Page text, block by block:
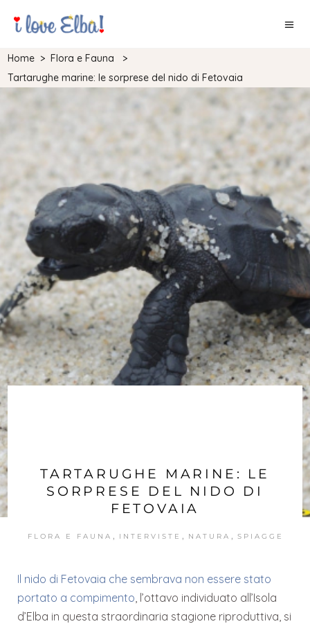
Home >Flora e Fauna
>
Tartarughe marine: le sorprese del nido di Fetovaia
TARTARUGHE MARINE: LE
SORPRESE DEL NIDO DI
FETOVAIA
FLORA E FAUNA , INTERVISTE , NATURA , SPIAGGE
Il nido di Fetovaia che sembrava non essere stato
portato a compimento, l’ottavo individuato all’Isola
d’Elba in questa straordinaria stagione riproduttiva, si